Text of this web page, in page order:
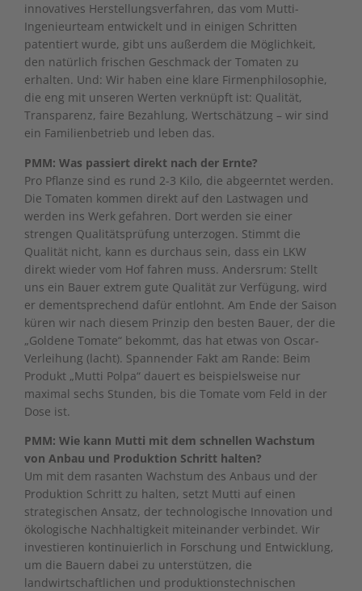
innovatives Herstellungsverfahren, das vom Mutti-
Ingenieurteam entwickelt und in einigen Schritten
patentiert wurde, gibt uns außerdem die Möglichkeit,
den natürlich frischen Geschmack der Tomaten zu
erhalten. Und: Wir haben eine klare Firmenphilosophie,
die eng mit unseren Werten verknüpft ist: Qualität,
Transparenz, faire Bezahlung, Wertschätzung – wir sind
ein Familienbetrieb und leben das.
PMM: Was passiert direkt nach der Ernte?
Pro Pflanze sind es rund 2-3 Kilo, die abgeerntet werden.
Die Tomaten kommen direkt auf den Lastwagen und
werden ins Werk gefahren. Dort werden sie einer
strengen Qualitätsprüfung unterzogen. Stimmt die
Qualität nicht, kann es durchaus sein, dass ein LKW
direkt wieder vom Hof fahren muss. Andersrum: Stellt
uns ein Bauer extrem gute Qualität zur Verfügung, wird
er dementsprechend dafür entlohnt. Am Ende der Saison
küren wir nach diesem Prinzip den besten Bauer, der die
„Goldene Tomate“ bekommt, das hat etwas von Oscar-
Verleihung (lacht). Spannender Fakt am Rande: Beim
Produkt „Mutti Polpa“ dauert es beispielsweise nur
maximal sechs Stunden, bis die Tomate vom Feld in der
Dose ist.
PMM: Wie kann Mutti mit dem schnellen Wachstum
von Anbau und Produktion Schritt halten?
Um mit dem rasanten Wachstum des Anbaus und der
Produktion Schritt zu halten, setzt Mutti auf einen
strategischen Ansatz, der technologische Innovation und
ökologische Nachhaltigkeit miteinander verbindet. Wir
investieren kontinuierlich in Forschung und Entwicklung,
um die Bauern dabei zu unterstützen, die
landwirtschaftlichen und produktionstechnischen